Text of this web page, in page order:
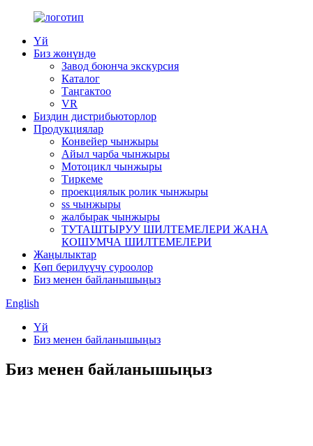
Үй
Биз жөнүндө
Завод боюнча экскурсия
Каталог
Таңгактоо
VR
Биздин дистрибьюторлор
Продукциялар
Конвейер чынжыры
Айыл чарба чынжыры
Мотоцикл чынжыры
Тиркеме
проекциялык ролик чынжыры
ss чынжыры
жалбырак чынжыры
ТУТАШТЫРУУ ШИЛТЕМЕЛЕРИ ЖАНА
КОШУМЧА ШИЛТЕМЕЛЕРИ
Жаңылыктар
Көп берилүүчү суроолор
Биз менен байланышыңыз
English
Үй
Биз менен байланышыңыз
Биз менен байланышыңыз